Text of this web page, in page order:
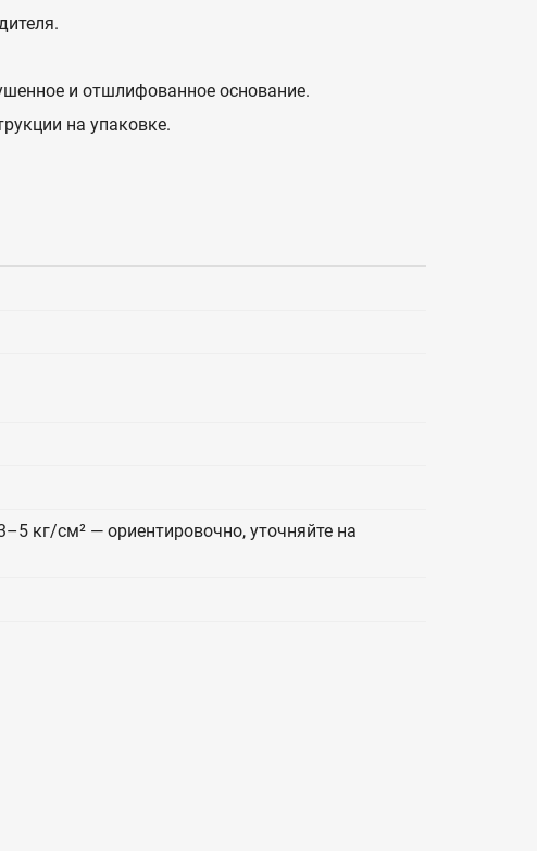
и отшлифованное основание.
на упаковке.
кг/см² — ориентировочно, уточняйте на